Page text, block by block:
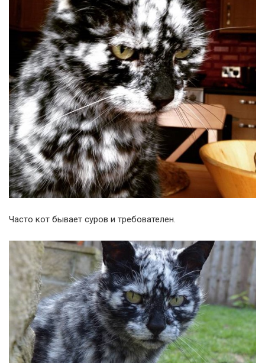
Часто кот бывает суров и требователен.